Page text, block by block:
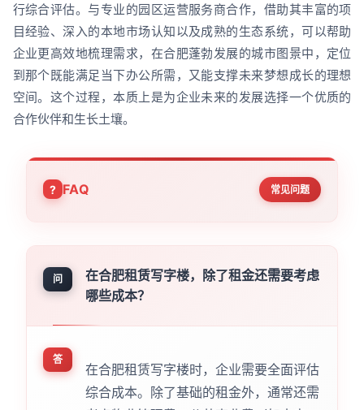
行综合评估。与专业的园区运营服务商合作，借助其丰富的项
目经验、深入的本地市场认知以及成熟的生态系统，可以帮助
企业更高效地梳理需求，在合肥蓬勃发展的城市图景中，定位
到那个既能满足当下办公所需，又能支撑未来梦想成长的理想
空间。这个过程，本质上是为企业未来的发展选择一个优质的
合作伙伴和生长土壤。
FAQ 常见问题
问
在合肥租赁写字楼，除了租金还需要考虑
哪些成本？
答
在合肥租赁写字楼时，企业需要全面评估
综合成本。除了基础的租金外，通常还需